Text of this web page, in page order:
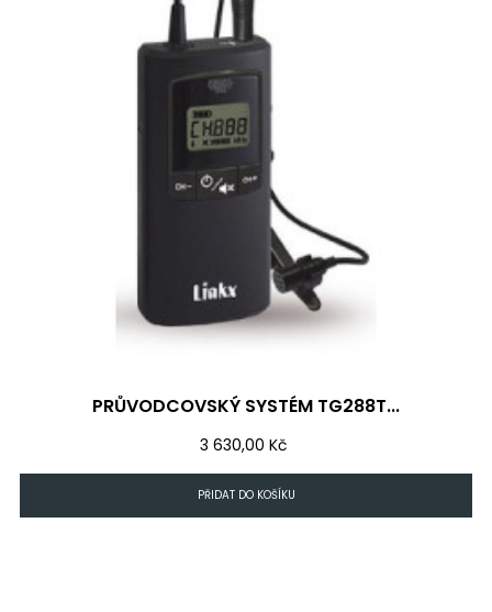
PRŮVODCOVSKÝ SYSTÉM TG288T...
Cena
3 630,00 Kč
PŘIDAT DO KOŠÍKU